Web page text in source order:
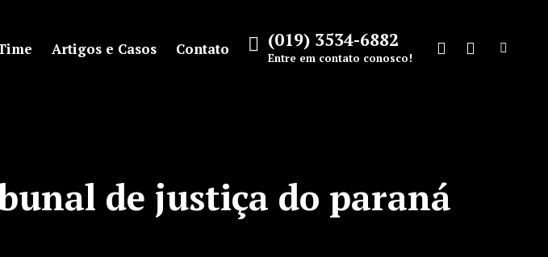
Artigos e Casos Contato (019) 3534-6882
Entre em contato conosco!
Facebook
window
Instagram
Search:
de justiça do paraná